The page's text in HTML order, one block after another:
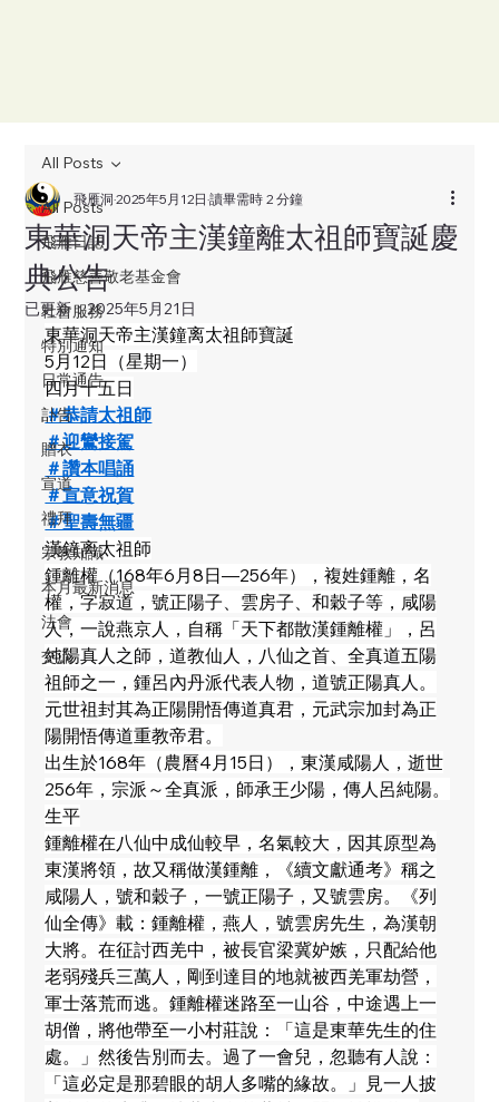
All Posts
飛雁日誌
飛雁慈善敬老基金會
社會服務
特別通知
日常通告
訃告
贈衣
宣道
禮拜
宗教知識
本月最新消息
法會
交流
All Posts
東華洞天帝主漢鐘離太祖師寶誕慶
典公告
飛雁洞2025年5月12日讀畢需時 2 分鐘
已更新：2025年5月21日
東華洞天帝主漢鐘离太祖師寶誕
5月12日（星期一）
四月十五日
＃恭請太祖師
＃迎鸞接駕
＃讚本唱誦
＃宣意祝賀
＃聖壽無疆
漢鐘离太祖師
鍾離權（168年6月8日—256年），複姓鍾離，名
權，字寂道，號正陽子、雲房子、和穀子等，咸陽
人，一說燕京人，自稱「天下都散漢鍾離權」，呂
純陽真人之師，道教仙人，八仙之首、全真道五陽
祖師之一，鍾呂內丹派代表人物，道號正陽真人。
元世祖封其為正陽開悟傳道真君，元武宗加封為正
陽開悟傳道重教帝君。
出生於168年（農曆4月15日），東漢咸陽人，逝世
256年，宗派～全真派，師承王少陽，傳人呂純陽。
生平
鍾離權在八仙中成仙較早，名氣較大，因其原型為
東漢將領，故又稱做漢鍾離，《續文獻通考》稱之
咸陽人，號和穀子，一號正陽子，又號雲房。《列
仙全傳》載：鍾離權，燕人，號雲房先生，為漢朝
大將。在征討西羌中，被長官梁冀妒嫉，只配給他
老弱殘兵三萬人，剛到達目的地就被西羌軍劫營，
軍士落荒而逃。鍾離權迷路至一山谷，中途遇上一
胡僧，將他帶至一小村莊說：「這是東華先生的住
處。」然後告別而去。過了一會兒，忽聽有人說：
「這必定是那碧眼的胡人多嘴的緣故。」見一人披